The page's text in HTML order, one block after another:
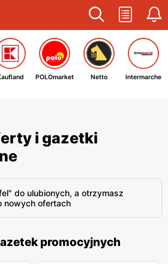
POLOmarket Netto Intermarche
i gazetki
do ulubionych, a otrzymasz
nowych ofertach
promocyjnych